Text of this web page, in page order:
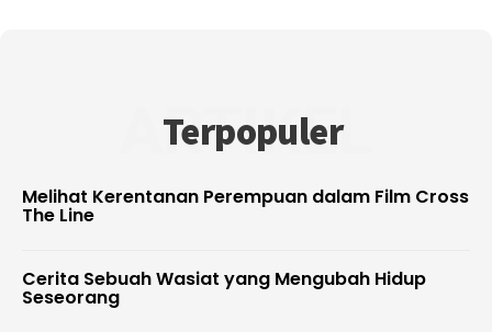
Terpopuler
ARTIKEL
Melihat Kerentanan Perempuan dalam Film Cross
The Line
Cerita Sebuah Wasiat yang Mengubah Hidup
Seseorang